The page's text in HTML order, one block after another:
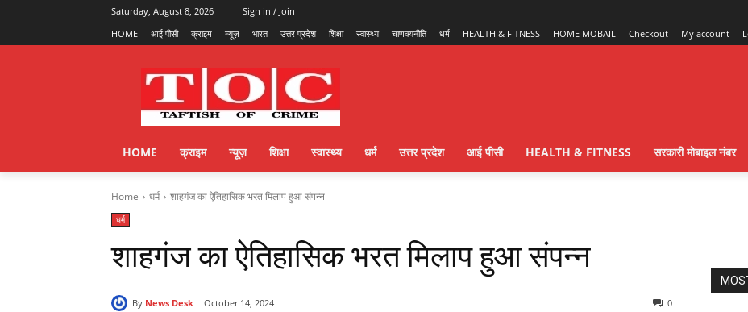
Saturday, August 8, 2026
Sign in / Join
HOME
आई पीसी क्राइम न्यूज़ भारत उत्तर प्रदेश शिक्षा स्वास्थ्य चाणक्यनीति धर्म HEALTH & FITNESS HOME MOBAIL Checkout My account
HOME क्राइम न्यूज़ शिक्षा स्वास्थ्य धर्म उत्तर प्रदेश आई पीसी HEALTH & FITNESS सरकारी मोबाइल नंबर
Home धर्म शाहगंज का ऐतिहासिक भरत मिलाप हुआ संपन्न
धर्म
शाहगंज का ऐतिहासिक भरत मिलाप हुआ संपन्न
By News Desk October 14, 2024 0